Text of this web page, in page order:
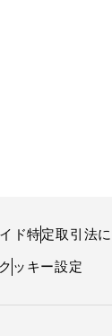
ド特定取引法
クッキー設定